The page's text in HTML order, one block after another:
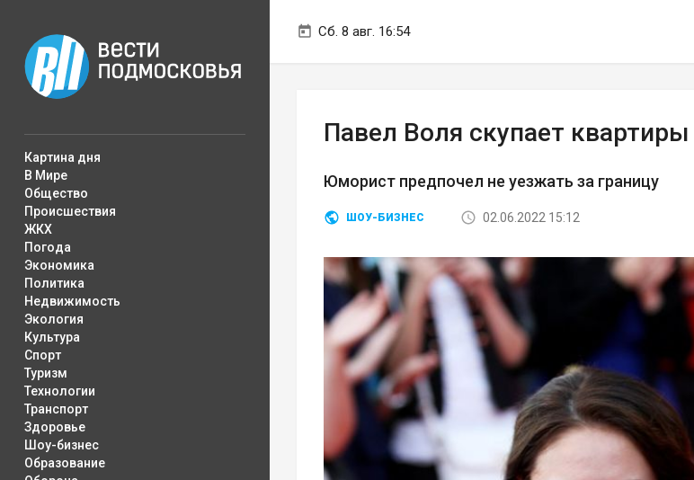
Сб. 8 авг. 16:54
Картина дня
В Мире
Общество
Происшествия
ЖКХ
Погода
Экономика
Политика
Недвижимость
Экология
Культура
Спорт
Туризм
Технологии
Транспорт
Здоровье
Шоу-бизнес
Образование
Павел Воля скупает
Юморист предпочел не уезжать за границу
ШОУ-БИЗНЕС 02.06.2022 15:12